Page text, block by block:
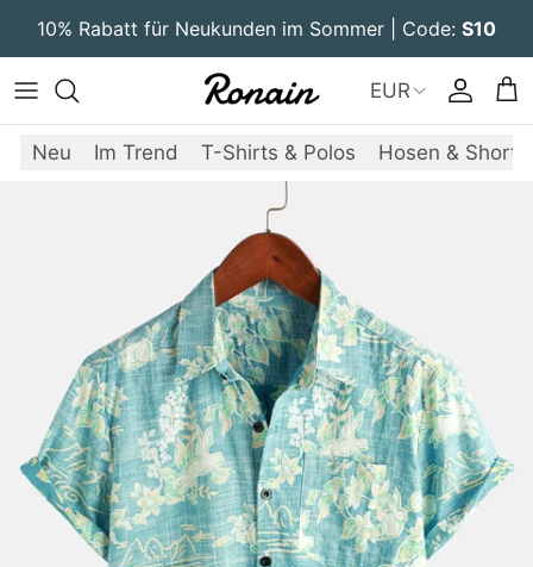
Direkt zum Inhalt
10% Rabatt für Neukunden im Sommer | Code: S10
EUR Konto
Neu Im Trend T-Shirts & Polos Hosen & Shorts